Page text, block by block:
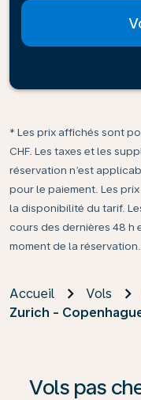
* Les prix affichés sont
CHF. Les taxes et les
réservation n’est
pour le paiement. Les
la disponibilité du tarif.
cours des dernières 48 h
moment de la réservation.
Accueil Vols
Zurich -
Vols pas